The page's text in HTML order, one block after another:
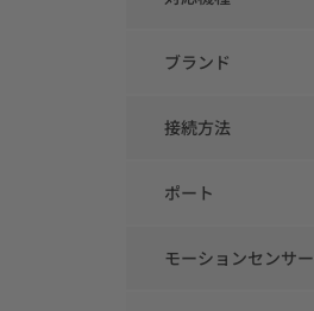
ブランド
接続方法
ポート
モーションセンサー